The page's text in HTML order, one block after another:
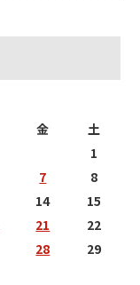
金
土
1
7
8
14
15
21
22
28
29